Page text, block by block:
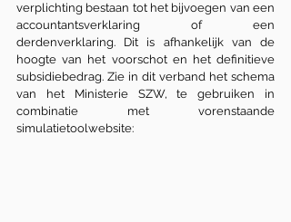
verplichting bestaan tot het bijvoegen van een
accountantsverklaring of een
derdenverklaring. Dit is afhankelijk van de
hoogte van het voorschot en het definitieve
subsidiebedrag. Zie in dit verband het schema
van het Ministerie SZW, te gebruiken in
combinatie met vorenstaande
simulatietoolwebsite: